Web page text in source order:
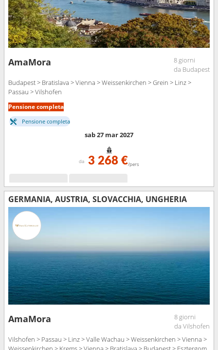
AmaMora
8 giorni
da Budapest
Budapest > Bratislava > Vienna > Weissenkirchen > Grein > Linz >
Passau > Vilshofen
Pensione completa
Pensione completa
sab 27 mar 2027
da 3 268 €/pers
GERMANIA, AUSTRIA, SLOVACCHIA, UNGHERIA
AmaMora
8 giorni
da Vilshofen
Vilshofen > Passau > Linz > Valle Wachau > Weissenkirchen > Vienna >